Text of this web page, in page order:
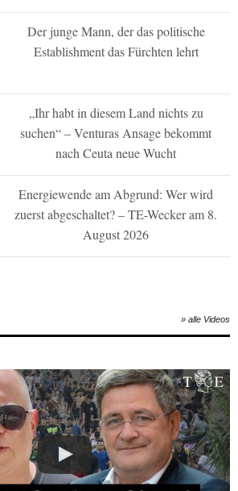
Der junge Mann, der das politische
Establishment das Fürchten lehrt
„Ihr habt in diesem Land nichts zu
suchen“ – Venturas Ansage bekommt
nach Ceuta neue Wucht
Energiewende am Abgrund: Wer wird
zuerst abgeschaltet? – TE-Wecker am 8.
August 2026
» alle Videos